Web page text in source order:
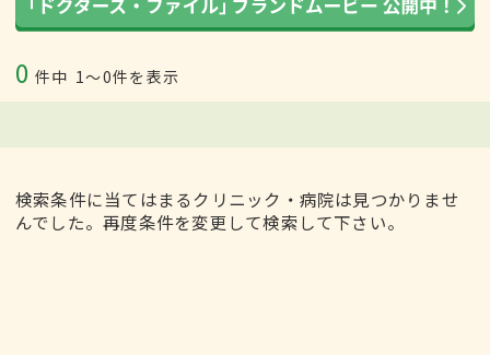
0 件中 1〜0件を表示
検索条件に当てはまるクリニック・病院は見つかりませ
んでした。再度条件を変更して検索して下さい。